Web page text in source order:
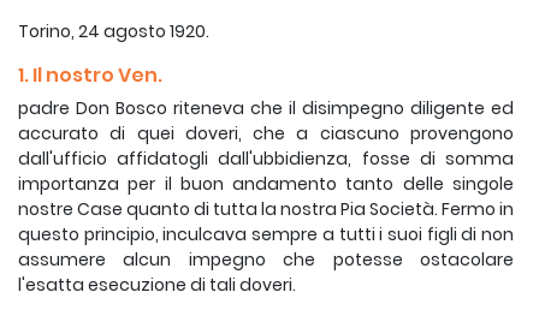
Torino, 24 agosto 1920.
1. Il nostro Ven.
padre Don Bosco riteneva che il disimpegno diligente ed
accurato di quei doveri, che a ciascuno provengono
dall'ufficio affidatogli dall'ubbidienza, fosse di somma
importanza per il buon andamento tanto delle singole
nostre Case quanto di tutta la nostra Pia Società. Fermo in
questo principio, inculcava sempre a tutti i suoi figli di non
assumere alcun impegno che potesse ostacolare
l'esatta esecuzione di tali doveri.